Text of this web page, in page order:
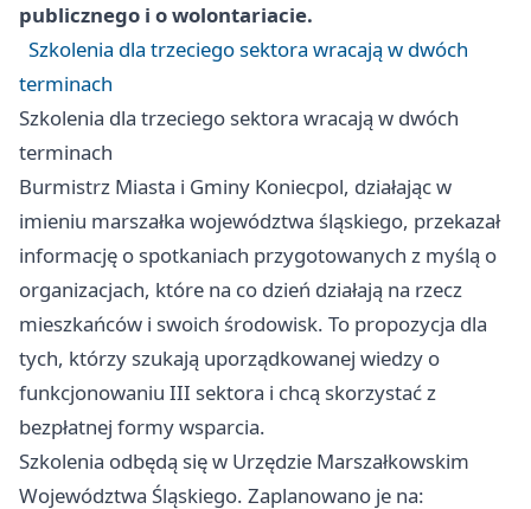
publicznego i o wolontariacie.
Szkolenia dla trzeciego sektora wracają w dwóch
terminach
Szkolenia dla trzeciego sektora wracają w dwóch
terminach
Burmistrz Miasta i Gminy Koniecpol, działając w
imieniu marszałka województwa śląskiego, przekazał
informację o spotkaniach przygotowanych z myślą o
organizacjach, które na co dzień działają na rzecz
mieszkańców i swoich środowisk. To propozycja dla
tych, którzy szukają uporządkowanej wiedzy o
funkcjonowaniu III sektora i chcą skorzystać z
bezpłatnej formy wsparcia.
Szkolenia odbędą się w Urzędzie Marszałkowskim
Województwa Śląskiego. Zaplanowano je na: